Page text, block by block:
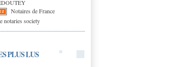
Notaires de France
notaries society
PLUS LUS